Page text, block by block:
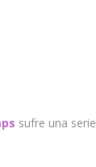
sufre una serie